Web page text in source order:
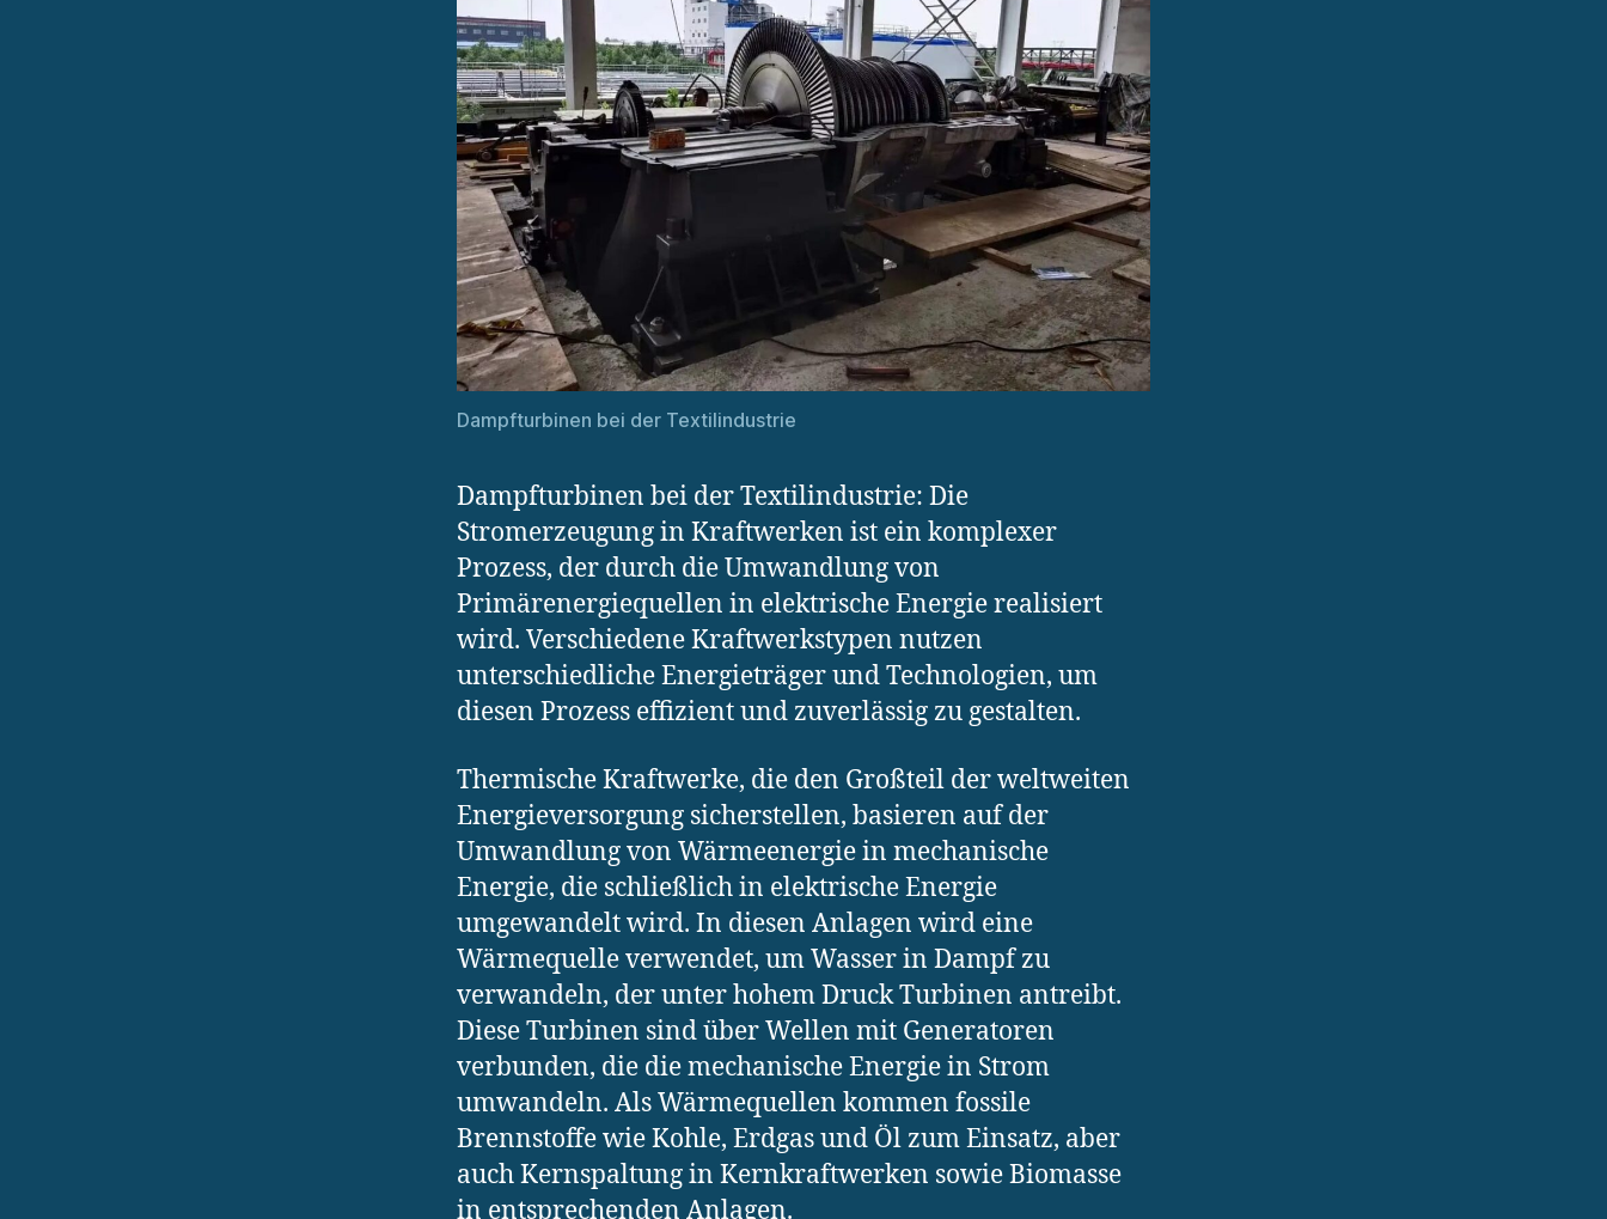
Dampfturbinen bei der Textilindustrie
Dampfturbinen bei der Textilindustrie: Die
Stromerzeugung in Kraftwerken ist ein komplexer
Prozess, der durch die Umwandlung von
Primärenergiequellen in elektrische Energie realisiert
wird. Verschiedene Kraftwerkstypen nutzen
unterschiedliche Energieträger und Technologien, um
diesen Prozess effizient und zuverlässig zu gestalten.
Thermische Kraftwerke, die den Großteil der weltweiten
Energieversorgung sicherstellen, basieren auf der
Umwandlung von Wärmeenergie in mechanische
Energie, die schließlich in elektrische Energie
umgewandelt wird. In diesen Anlagen wird eine
Wärmequelle verwendet, um Wasser in Dampf zu
verwandeln, der unter hohem Druck Turbinen antreibt.
Diese Turbinen sind über Wellen mit Generatoren
verbunden, die die mechanische Energie in Strom
umwandeln. Als Wärmequellen kommen fossile
Brennstoffe wie Kohle, Erdgas und Öl zum Einsatz, aber
auch Kernspaltung in Kernkraftwerken sowie Biomasse
in entsprechenden Anlagen.